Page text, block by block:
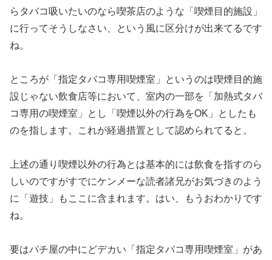
らタバコ吸いたいのなら喫茶店のような「喫煙目的施設 」
に行ってそうしなさい、という風に区分けが出来てるです
ね。
ところが「指定タバコ専用喫煙室」というのは喫煙目的施
設じゃない飲食店等において、室内の一部を「加熱式タバ
コ専用の喫煙室」
とし「喫煙以外の行為をOK」としたも
のを指します。これが経過措置として認められてると。
上述の通り喫煙以外の行為とは基本的には飲食を指すのら
しいのですがすでにケンメーな読者諸兄がお気づきのよう
に「遊技」もここ に含まれます。はい、もうおわかりです
ね。
要はパチ屋の中にどデカい「指定タバコ専用喫煙室」があ